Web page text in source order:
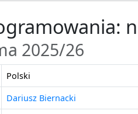
Rachunek
Podstawy inżynierii
Inżynieria oprogramowania (L)
Społeczno-ekonomiczne
2025/26
Polski
Dariusz Biernacki